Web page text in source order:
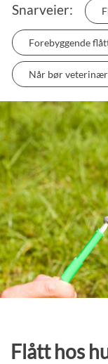
Snarveier:
Forebyggende
Når bør veterinær
Flått hos